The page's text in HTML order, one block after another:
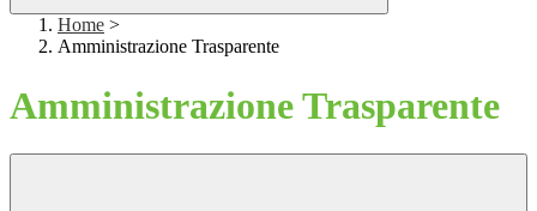
Home >
Amministrazione Trasparente
Amministrazione Trasparente